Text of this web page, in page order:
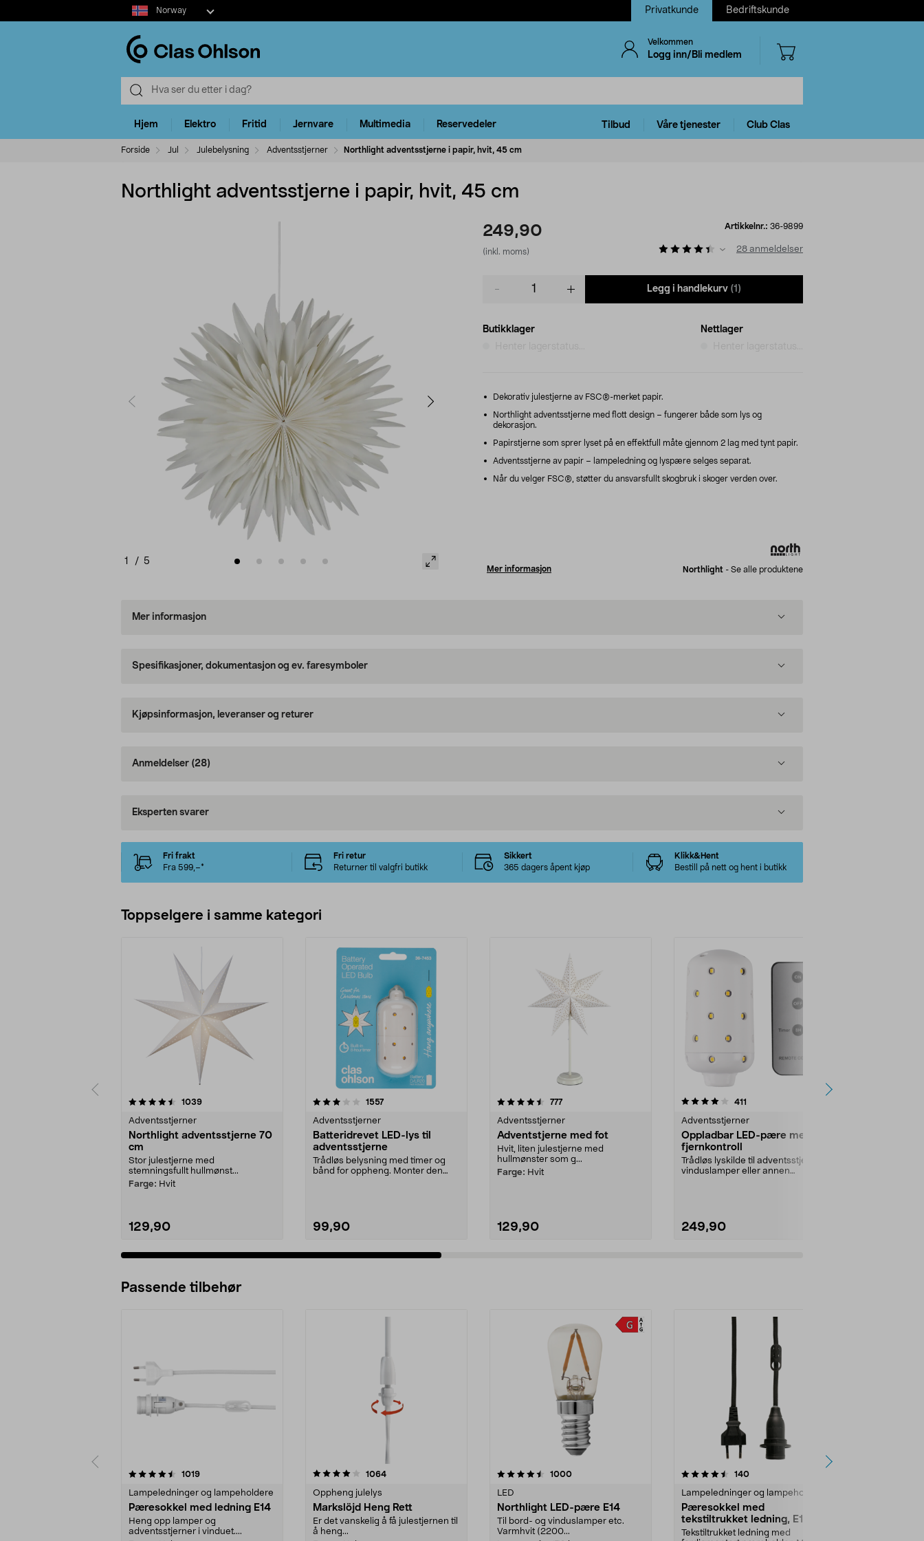
Select
market
Norway Privatkunde Bedriftskunde
Velkommen
Logg inn/Bli medlem
Hjem Elektro Fritid Jernvare Multimedia Reservedeler Tilbud Våre tjenester Club Clas
Forside Jul Julebelysning Adventsstjerner Northlight adventsstjerne i papir, hvit, 45 cm
Northlight adventsstjerne i papir, hvit, 45 cm
1 / 5
249,90
(inkl. moms)
Artikkelnr.: 36-9899
28 anmeldelser
Legg i handlekurv (1)
Butikklager
Nettlager
Dekorativ julestjerne av FSC®-merket papir.
Northlight adventsstjerne med flott design – fungerer både som lys og
dekorasjon.
Papirstjerne som sprer lyset på en effektfull måte gjennom 2 lag med tynt papir.
Adventsstjerne av papir – lampeledning og lyspære selges separat.
Når du velger FSC®, støtter du ansvarsfullt skogbruk i skoger verden over.
Mer informasjon Northlight - Se alle produktene
Mer informasjon
Spesifikasjoner, dokumentasjon og ev. faresymboler
Kjøpsinformasjon, leveranser og returer
Anmeldelser (28)
Eksperten svarer
Fri frakt
Fra 599,–*
Fri retur
Returner til valgfri butikk
Sikkert
365 dagers åpent kjøp
Klikk&Hent
Bestill på nett og hent i butikk
Toppselgere i samme kategori
1039anmeldelser
Adventsstjerner
Northlight adventsstjerne 70
cm
Stor julestjerne med
stemningsfullt hullmønst...
Farge: Hvit
129,90
3.0 av 5 stjerner 1557anmeldelser
Adventsstjerner
Batteridrevet LED-lys til
adventsstjerne
Trådløs belysning med timer og
bånd for oppheng. Monter den
99,90
4.5 av 5 stjerner 777anmeldelser
Adventsstjerner
Adventstjerne med fot
Hvit, liten julestjerne med
hullmønster som g...
Farge: Hvit
129,90
4.0 av 5 stjerner 411
Adventsstjerner
Oppladbar LED-pære med
fjernkontroll
Trådløs lyskilde til adventsstjerner,
vinduslamper eller annen
249,90
4.5 av 5 stjerner
Passende tilbehør
1019anmeldelser
Lampeledninger og lampeholdere
Pæresokkel med ledning E14
Heng opp lamper og
adventsstjerner i vinduet....
4.0av 5 stjerner 1064anmeldelser
Oppheng julelys
Markslöjd Heng Rett
Er det vanskelig å få julestjernen til
å heng...
4.5av 5 stjerner 1000anmeldelser
LED
Northlight LED-pære E14
Til bord- og vinduslamper etc.
Varmhvit (2200...
4.5av 5 stjerner 140anmeldelser
Lampeledninger og lampeholdere
Pæresokkel med
tekstiltrukket ledning, E14
Tekstiltrukket ledning med
3.0av 5 stjerner